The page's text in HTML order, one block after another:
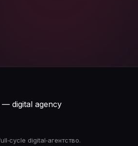
digital‑агентство.